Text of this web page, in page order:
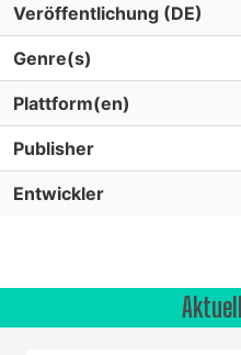
Veröffentlichung (DE)
Genre(s)
Plattform(en)
Publisher
Entwickler